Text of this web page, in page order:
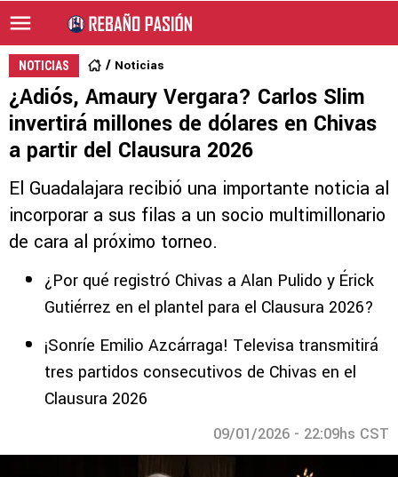
NOTICIAS Noticias
¿Adiós, Amaury Vergara? Carlos Slim
invertirá millones de dólares en Chivas
a partir del Clausura 2026
El Guadalajara recibió una importante noticia al
incorporar a sus filas a un socio multimillonario
de cara al próximo torneo.
¿Por qué registró Chivas a Alan Pulido y Érick
Gutiérrez en el plantel para el Clausura 2026?
¡Sonríe Emilio Azcárraga! Televisa transmitirá
tres partidos consecutivos de Chivas en el
Clausura 2026
09/01/2026 - 22:09hs CST